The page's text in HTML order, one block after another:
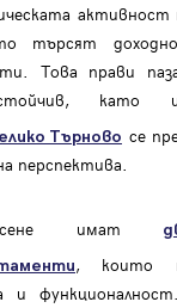
активност
търсят
Това прави
като
Търново се
перспектива.
имат
, които
и